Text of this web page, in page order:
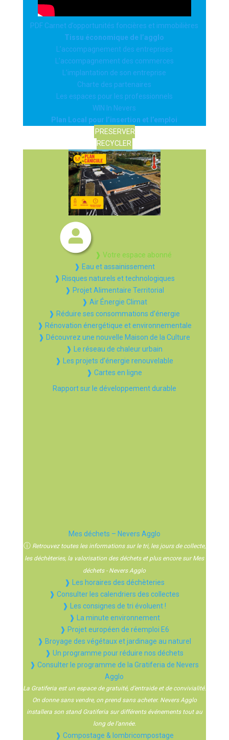
PDF Carnet d’opportunités foncières et immobilières
Tissu économique de l’agglo
L’accompagnement des entreprises
L’accompagnement des commerces
L’implantation de son entreprise
Charte des partenaires
Les espaces pour les professionnels
WIN In Nevers
Plan Local pour l’insertion et l’emploi
PRESERVER
RECYCLER
❱ Votre espace abonné
❱ Eau et assainissement
❱ Risques naturels et technologiques
❱ Projet Alimentaire Territorial
❱ Air Énergie Climat
❱ Réduire ses consommations d’énergie
❱ Rénovation énergétique et environnementale
❱ Découvrez une nouvelle Maison de la Culture
❱ Le réseau de chaleur urbain
❱ Les projets d’énergie renouvelable
❱ Cartes en ligne
Rapport sur le développement durable
Mes déchets – Nevers Agglo
ⓘ Retrouvez toutes les informations sur le tri, les jours de collecte,
les déchèteries, la valorisation des déchets et plus encore sur Mes
déchets - Nevers Agglo
❱ Les horaires des déchèteries
❱ Consulter les calendriers des collectes
❱ Les consignes de tri évoluent !
❱ La minute environnement
❱ Projet européen de réemploi E6
❱ Broyage des végétaux et jardinage au naturel
❱ Un programme pour réduire nos déchets
❱ Consulter le programme de la Gratiferia de Nevers
Agglo
La Gratiferia est un espace de gratuité, d’entraide et de convivialité.
On donne sans vendre, on prend sans acheter. Nevers Agglo
installera son stand Gratiferia sur différents événements tout au
long de l’année.
❱ Compostage & lombricompostage